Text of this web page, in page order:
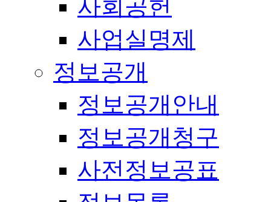
사회공헌
사업실명제
정보공개
정보공개안내
정보공개청구
사전정보공표